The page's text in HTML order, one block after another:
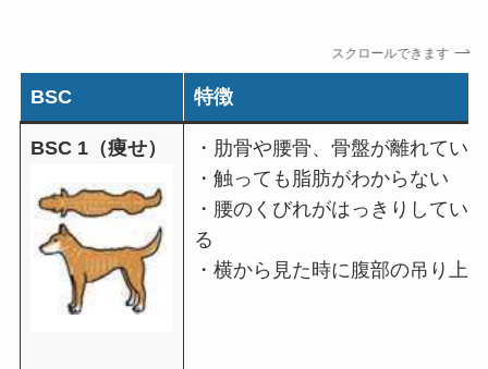
スクロールできます
BSC 特徴
BSC 1（痩せ）
・肋骨や腰骨、骨盤が離れてい
・触っても脂肪がわからない
・腰のくびれがはっきりしてい
る
・横から見た時に腹部の吊り上